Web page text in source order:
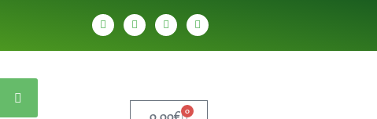
W
h
a
t
T
e
l
e
Y
o
u
t
T
i
k
t
0,00€ 0
Carrito